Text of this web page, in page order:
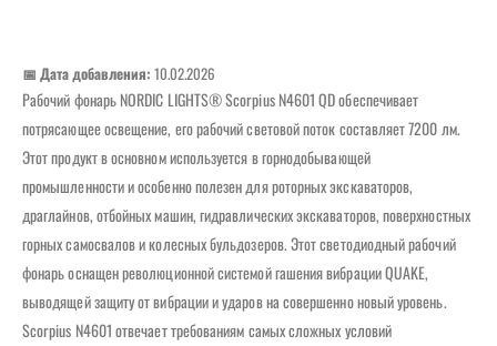
📅 Дата добавления: 10.02.2026
Рабочий фонарь NORDIC LIGHTS® Scorpius N4601 QD обеспечивает
потрясающее освещение, его рабочий световой поток составляет 7200 лм.
Этот продукт в основном используется в горнодобывающей
промышленности и особенно полезен для роторных экскаваторов,
драглайнов, отбойных машин, гидравлических экскаваторов, поверхностных
горных самосвалов и колесных бульдозеров. Этот светодиодный рабочий
фонарь оснащен революционной системой гашения вибрации QUAKE,
выводящей защиту от вибрации и ударов на совершенно новый уровень.
Scorpius N4601 отвечает требованиям самых сложных условий